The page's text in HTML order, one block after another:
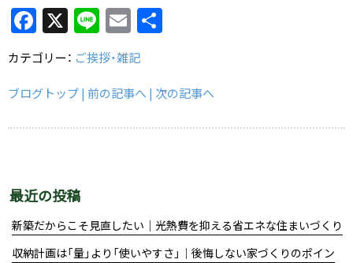
F
a
c
e
b
k
X Li
n
e
E
m
ai
l
カテゴリー： ご挨拶・雑記
ブログトップ| 前の記事へ | 次の記事へ
最近の投稿
新築だからこそ見直したい｜光熱費を抑える省エネな住まいづくり
収納計画は「量」より「使いやすさ」｜後悔しない家づくりのポイン